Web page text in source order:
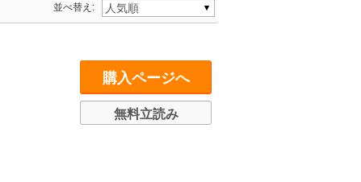
並べ替え:
購入ページへ
無料立読み